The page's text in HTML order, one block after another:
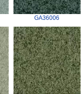
GA36006